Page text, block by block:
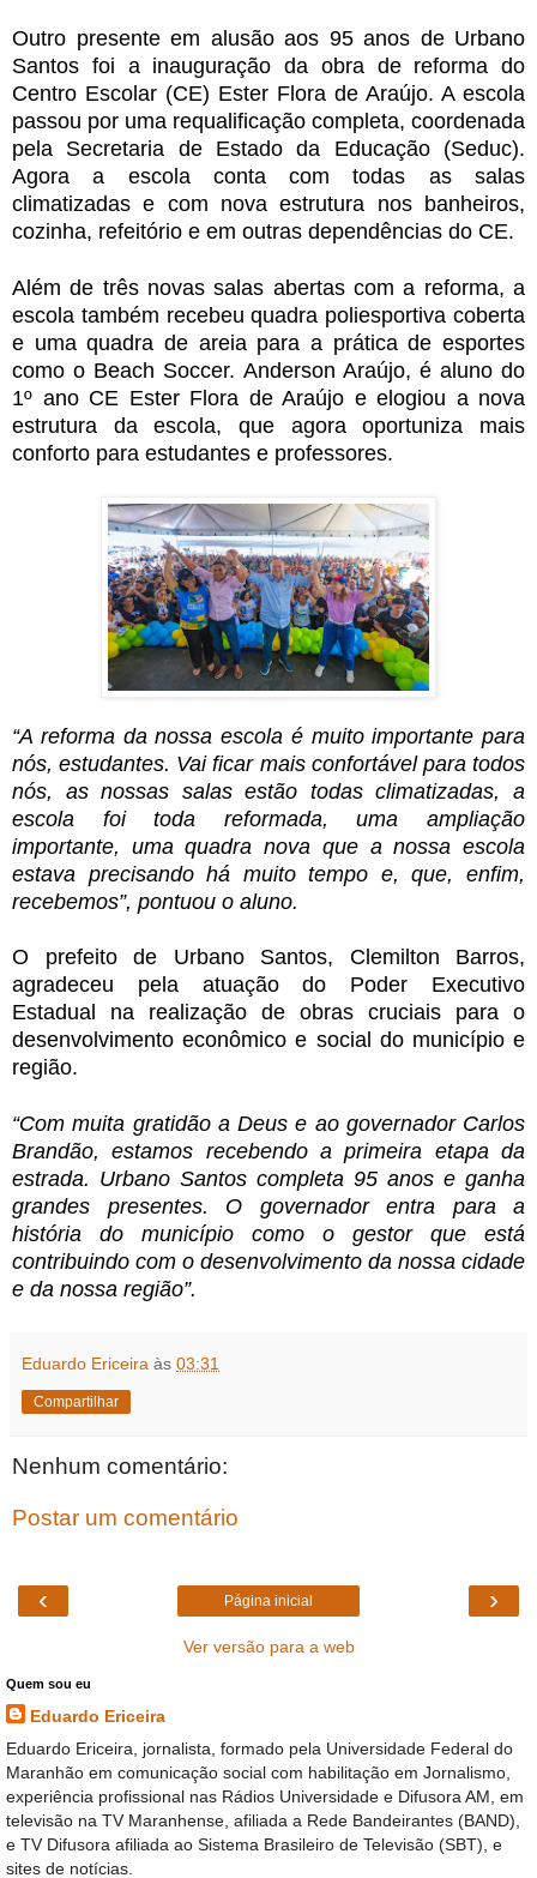
Outro presente em alusão aos 95 anos de Urbano
Santos foi a inauguração da obra de reforma do
Centro Escolar (CE) Ester Flora de Araújo. A escola
passou por uma requalificação completa, coordenada
pela Secretaria de Estado da Educação (Seduc).
Agora a escola conta com todas as salas
climatizadas e com nova estrutura nos banheiros,
cozinha, refeitório e em outras dependências do CE.
Além de três novas salas abertas com a reforma, a
escola também recebeu quadra poliesportiva coberta
e uma quadra de areia para a prática de esportes
como o Beach Soccer. Anderson Araújo, é aluno do
1º ano CE Ester Flora de Araújo e elogiou a nova
estrutura da escola, que agora oportuniza mais
conforto para estudantes e professores.
“A reforma da nossa escola é muito importante para
nós, estudantes. Vai ficar mais confortável para todos
nós, as nossas salas estão todas climatizadas, a
escola foi toda reformada, uma ampliação
importante, uma quadra nova que a nossa escola
estava precisando há muito tempo e, que, enfim,
recebemos”, pontuou o aluno.
O prefeito de Urbano Santos, Clemilton Barros,
agradeceu pela atuação do Poder Executivo
Estadual na realização de obras cruciais para o
desenvolvimento econômico e social do município e
região.
“Com muita gratidão a Deus e ao governador Carlos
Brandão, estamos recebendo a primeira etapa da
estrada. Urbano Santos completa 95 anos e ganha
grandes presentes. O governador entra para a
história do município como o gestor que está
contribuindo com o desenvolvimento da nossa cidade
e da nossa região”.
Eduardo Ericeira às 03:31
Compartilhar
Nenhum comentário:
Postar um comentário
‹ ›
Página inicial
Ver versão para a web
Quem sou eu
Eduardo Ericeira
Eduardo Ericeira, jornalista, formado pela Universidade Federal do
Maranhão em comunicação social com habilitação em Jornalismo,
experiência profissional nas Rádios Universidade e Difusora AM, em
televisão na TV Maranhense, afiliada a Rede Bandeirantes (BAND),
e TV Difusora afiliada ao Sistema Brasileiro de Televisão (SBT), e
sites de notícias.